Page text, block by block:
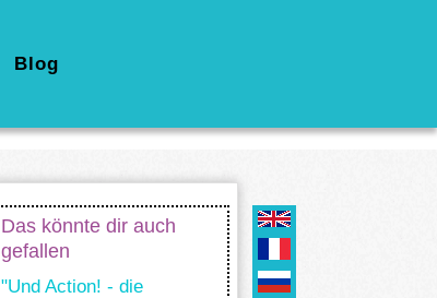
Blog
Das könnte dir auch
gefallen
"Und Action! - die